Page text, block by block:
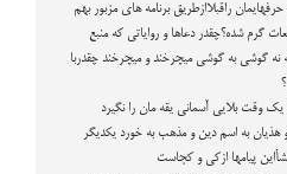
راقبلاازطریق برنامه های مزبور بهم
گرم شده؟چقدر دعاها و روایاتی که منبع
گوشی به گوشی میچرخند و میچرخند چقدربا
یک وقت بلایی آسمانی یقه مان را نگیرد
هذیان به اسم دین و مذهب به خورد یکدیگر
پیامها ازکی و کجاست